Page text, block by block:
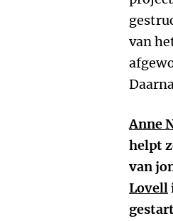
van
Anne
helpt
van
Lovell